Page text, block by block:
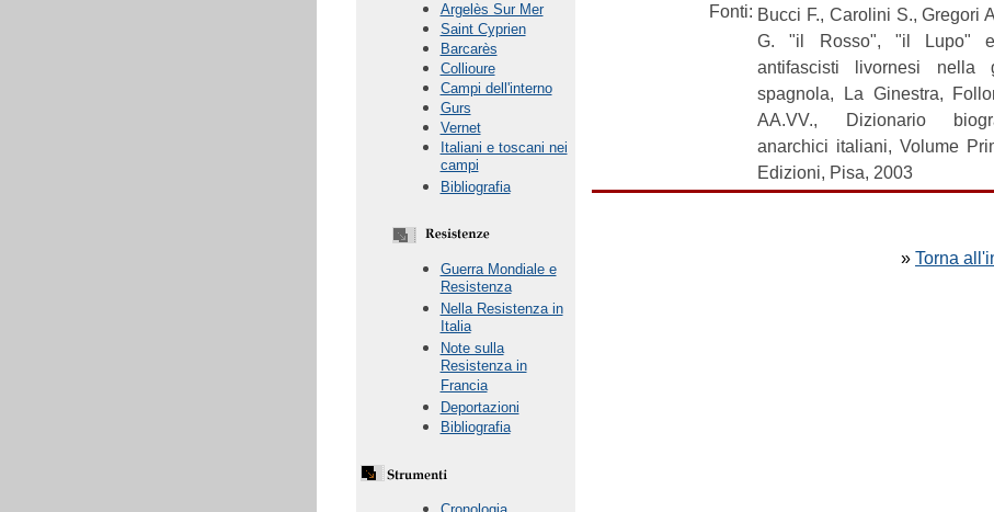
Argelès Sur Mer
Saint Cyprien
Barcarès
Collioure
Campi dell'interno
Gurs
Vernet
Italiani e toscani nei
campi
Bibliografia
Guerra Mondiale e
Resistenza
Nella Resistenza in
Italia
Note sulla
Resistenza in
Francia
Deportazioni
Bibliografia
Fonti: Bucci F., Carolini S., Gregori
G. "il Rosso", "il Lupo"
antifascisti livornesi nella
spagnola, La Ginestra,
AA.VV., Dizionario
anarchici italiani, Volume
Edizioni, Pisa, 2003
» Torna